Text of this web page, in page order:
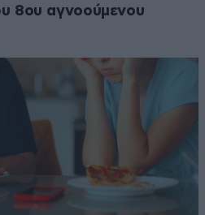
8ου αγνοούμενου